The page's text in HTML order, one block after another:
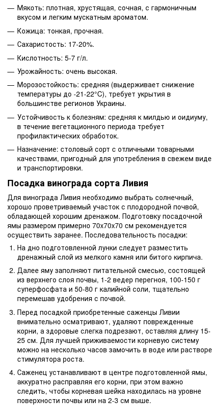
Мякоть: плотная, хрустящая, сочная, с гармоничным
вкусом и легким мускатным ароматом.
Кожица: тонкая, прочная.
Сахаристость: 17-20%.
Кислотность: 5-7 г/л.
Урожайность: очень высокая.
Морозостойкость: средняя (выдерживает снижение
температуры до -21-22°C), требует укрытия в
большинстве регионов Украины.
Устойчивость к болезням: средняя к милдью и оидиуму,
в течение вегетационного периода требует
профилактических обработок.
Назначение: столовый сорт с отличными товарными
качествами, пригодный для употребления в свежем виде
и транспортировки.
Посадка винограда сорта Ливия
Для винограда Ливия необходимо выбрать солнечный,
хорошо проветриваемый участок с плодородной почвой,
обладающей хорошим дренажом. Подготовку посадочной
ямы размером примерно 70x70x70 см рекомендуется
осуществить заранее. Последовательность посадки:
На дно подготовленной лунки следует разместить
дренажный слой из мелкого камня или битого кирпича.
Далее яму заполняют питательной смесью, состоящей
из верхнего слоя почвы, 1-2 ведер перегноя, 100-150 г
суперфосфата и 50-80 г калийной соли, тщательно
перемешав удобрения с почвой.
Перед посадкой приобретенные саженцы Ливии
внимательно осматривают, удаляют поврежденные
корни, а здоровые слегка подрезают, оставляя длину 15-
25 см. Для лучшей приживаемости корневую систему
можно на несколько часов замочить в воде или растворе
стимулятора роста.
Саженец устанавливают в центре подготовленной ямы,
аккуратно расправляя его корни, при этом важно
следить, чтобы корневая шейка находилась на уровне
поверхности почвы или на 2-3 см выше.